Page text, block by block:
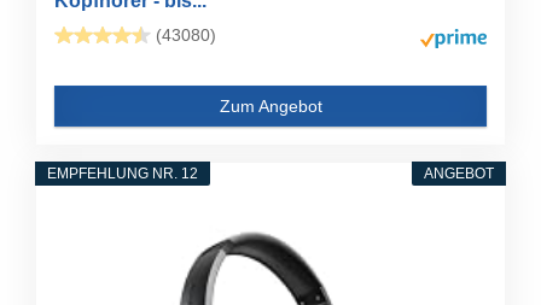
(43080)
Zum Angebot
ANGEBOT
EMPFEHLUNG NR. 12